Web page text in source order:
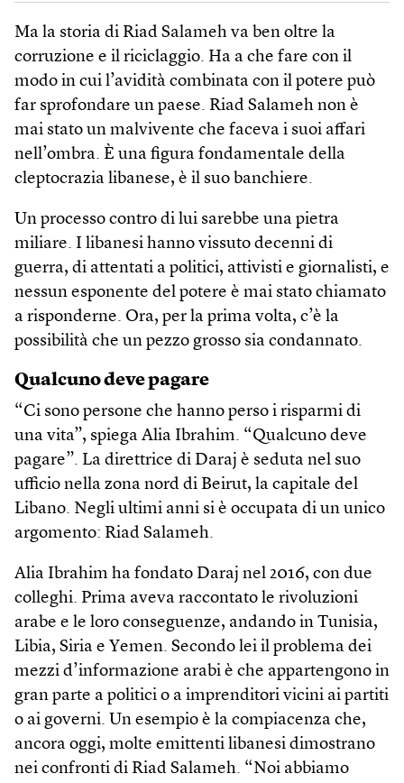
Ma la storia di Riad Salameh va ben oltre la
corruzione e il riciclaggio. Ha a che fare con il
modo in cui l’avidità combinata con il potere può
far sprofondare un paese. Riad Salameh non è
mai stato un malvivente che faceva i suoi affari
nell’ombra. È una figura fondamentale della
cleptocrazia libanese, è il suo banchiere.
Un processo contro di lui sarebbe una pietra
miliare. I libanesi hanno vissuto decenni di
guerra, di attentati a politici, attivisti e giornalisti, e
nessun esponente del potere è mai stato chiamato
a risponderne. Ora, per la prima volta, c’è la
possibilità che un pezzo grosso sia condannato.
Qualcuno deve pagare
“Ci sono persone che hanno perso i risparmi di
una vita”, spiega Alia Ibrahim. “Qualcuno deve
pagare”. La direttrice di Daraj è seduta nel suo
ufficio nella zona nord di Beirut, la capitale del
Libano. Negli ultimi anni si è occupata di un unico
argomento: Riad Salameh.
Alia Ibrahim ha fondato Daraj nel 2016, con due
colleghi. Prima aveva raccontato le rivoluzioni
arabe e le loro conseguenze, andando in Tunisia,
Libia, Siria e Yemen. Secondo lei il problema dei
mezzi d’informazione arabi è che appartengono in
gran parte a politici o a imprenditori vicini ai partiti
o ai governi. Un esempio è la compiacenza che,
ancora oggi, molte emittenti libanesi dimostrano
nei confronti di Riad Salameh. “Noi abbiamo